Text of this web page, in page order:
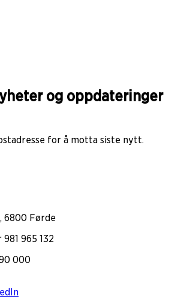
og oppdateringer
for å motta siste nytt.
6800 Førde
965 132
000